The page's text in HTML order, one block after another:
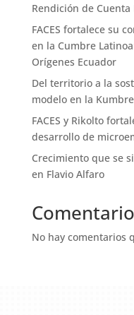
Rendición de
FACES fortalece su
en la Cumbre
Orígenes Ecuador
Del territorio a la
modelo en la
FACES y Rikolto
desarrollo de
Crecimiento que se
en Flavio Alfaro
No hay comentarios